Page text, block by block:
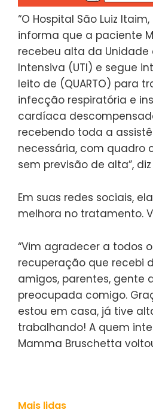
“O Hospital São Luiz Itaim,
informa que a paciente
recebeu alta da Unidade
Intensiva (UTI) e segue
leito de (QUARTO) para
infecção respiratória e
cardíaca
recebendo toda a
necessária, com quadro
sem previsão de alta”,
Em suas redes sociais,
melhora no tratamento.
“Vim agradecer a todos
recuperação que recebi
amigos, parentes, gente
preocupada comigo.
estou em casa, já tive
trabalhando! A quem
Mamma Bruschetta
Mais lidas